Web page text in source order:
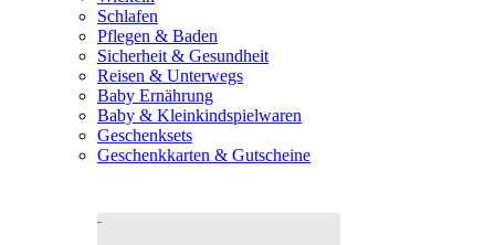
Schlafen
Pflegen & Baden
Sicherheit & Gesundheit
Reisen & Unterwegs
Baby Ernährung
Baby & Kleinkindspielwaren
Geschenksets
Geschenkkarten & Gutscheine